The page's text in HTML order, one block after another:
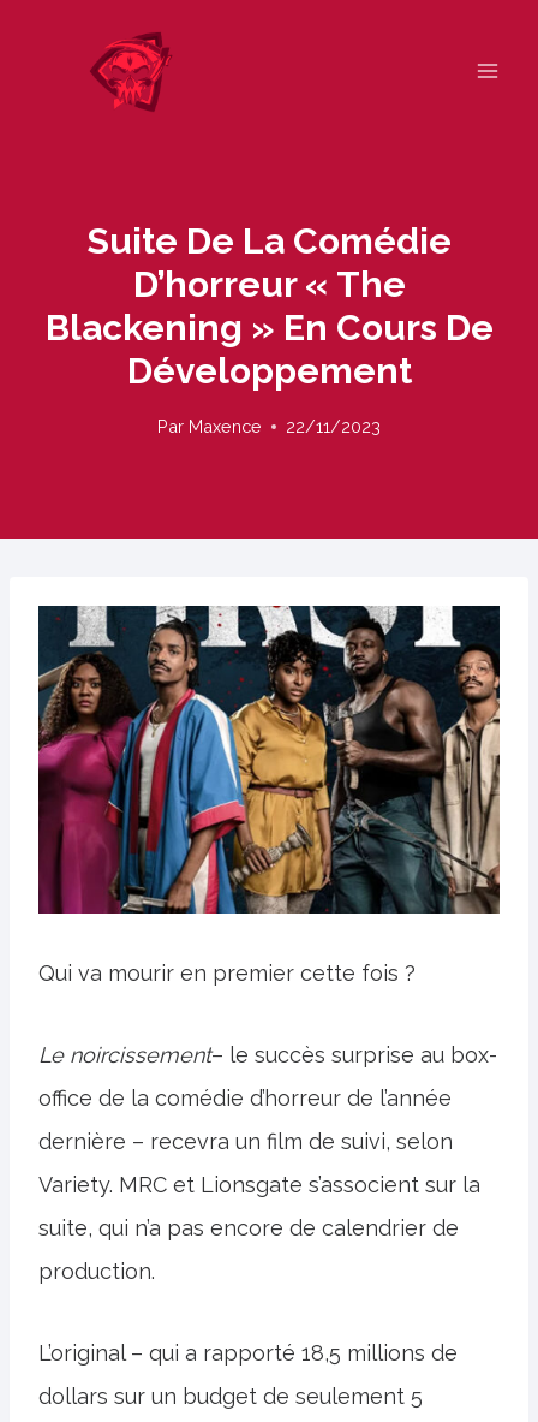
Suite De La Comédie
D’horreur « The
Blackening » En Cours De
Développement
Par Maxence 22/11/2023
Qui va mourir en premier cette fois ?
Le noircissement– le succès surprise au box-
office de la comédie d’horreur de l’année
dernière – recevra un film de suivi, selon
Variety. MRC et Lionsgate s’associent sur la
suite, qui n’a pas encore de calendrier de
production.
L’original – qui a rapporté 18,5 millions de
dollars sur un budget de seulement 5